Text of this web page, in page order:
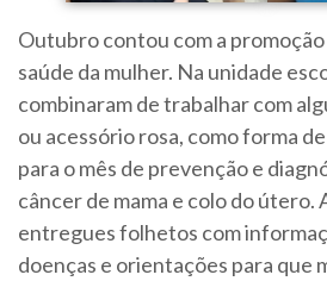
Outubro contou com a
saúde da mulher. Na unidade
combinaram de trabalhar com
ou acessório rosa, como forma
para o mês de prevenção e
câncer de mama e colo do útero.
entregues folhetos com
doenças e orientações para que